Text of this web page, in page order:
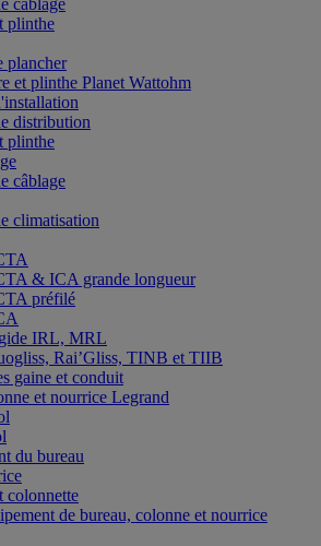
câblage
plinthe
plancher
et plinthe Planet Wattohm
distribution
plinthe
câblage
climatisation
& ICA grande longueur
préfilé
IRL, MRL
Rai’Gliss, TINB et TIIB
gaine et conduit
et nourrice Legrand
du bureau
colonnette
de bureau, colonne et nourrice